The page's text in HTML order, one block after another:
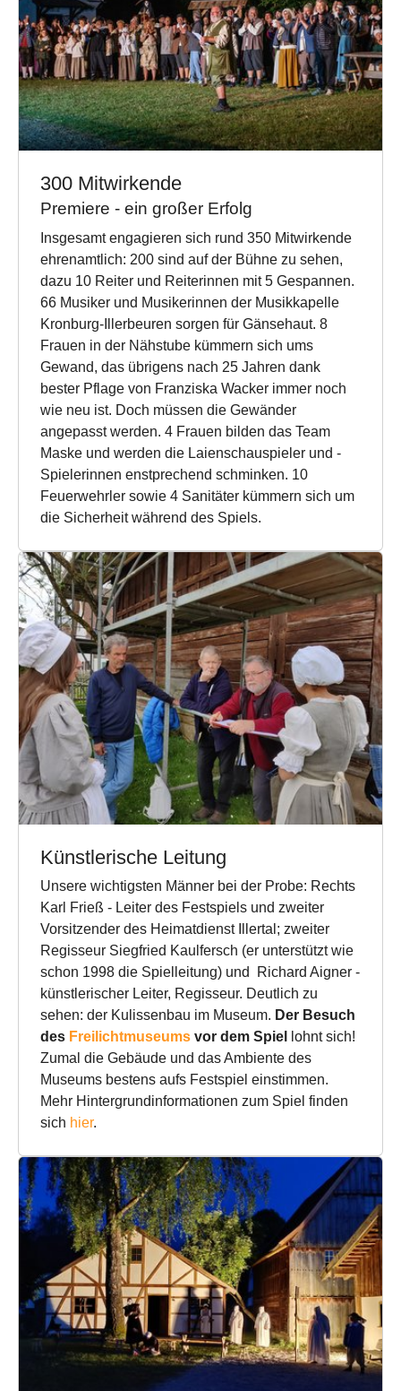
300 Mitwirkende
Premiere - ein großer Erfolg
Insgesamt engagieren sich rund 350 Mitwirkende
ehrenamtlich: 200 sind auf der Bühne zu sehen,
dazu 10 Reiter und Reiterinnen mit 5 Gespannen.
66 Musiker und Musikerinnen der Musikkapelle
Kronburg-Illerbeuren sorgen für Gänsehaut. 8
Frauen in der Nähstube kümmern sich ums
Gewand, das übrigens nach 25 Jahren dank
bester Pflage von Franziska Wacker immer noch
wie neu ist. Doch müssen die Gewänder
angepasst werden. 4 Frauen bilden das Team
Maske und werden die Laienschauspieler und -
Spielerinnen enstprechend schminken. 10
Feuerwehrler sowie 4 Sanitäter kümmern sich um
die Sicherheit während des Spiels.
Künstlerische Leitung
Unsere wichtigsten Männer bei der Probe: Rechts
Karl Frieß - Leiter des Festspiels und zweiter
Vorsitzender des Heimatdienst Illertal; zweiter
Regisseur Siegfried Kaulfersch (er unterstützt wie
schon 1998 die Spielleitung) und Richard Aigner -
künstlerischer Leiter, Regisseur. Deutlich zu
sehen: der Kulissenbau im Museum. Der Besuch
des Freilichtmuseums vor dem Spiel
lohnt sich!
Zumal die Gebäude und das Ambiente des
Museums bestens aufs Festspiel einstimmen.
Mehr Hintergrundinformationen zum Spiel finden
sich hier.